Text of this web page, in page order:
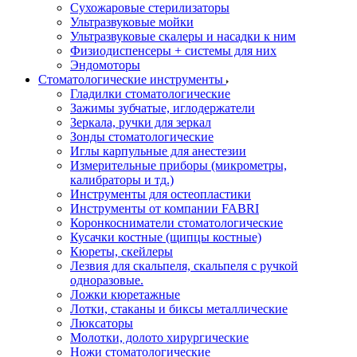
Сухожаровые стерилизаторы
Ультразвуковые мойки
Ультразвуковые скалеры и насадки к ним
Физиодиспенсеры + системы для них
Эндомоторы
Стоматологические инструменты
Гладилки стоматологические
Зажимы зубчатые, иглодержатели
Зеркала, ручки для зеркал
Зонды стоматологические
Иглы карпульные для анестезии
Измерительные приборы (микрометры,
калибраторы и тд.)
Инструменты для остеопластики
Инструменты от компании FABRI
Коронкосниматели стоматологические
Кусачки костные (щипцы костные)
Кюреты, скейлеры
Лезвия для скальпеля, скальпеля с ручкой
одноразовые.
Ложки кюретажные
Лотки, стаканы и биксы металлические
Люксаторы
Молотки, долото хирургические
Ножи стоматологические